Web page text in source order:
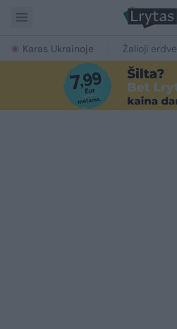
Karas Ukrainoje Žalioji erdvė